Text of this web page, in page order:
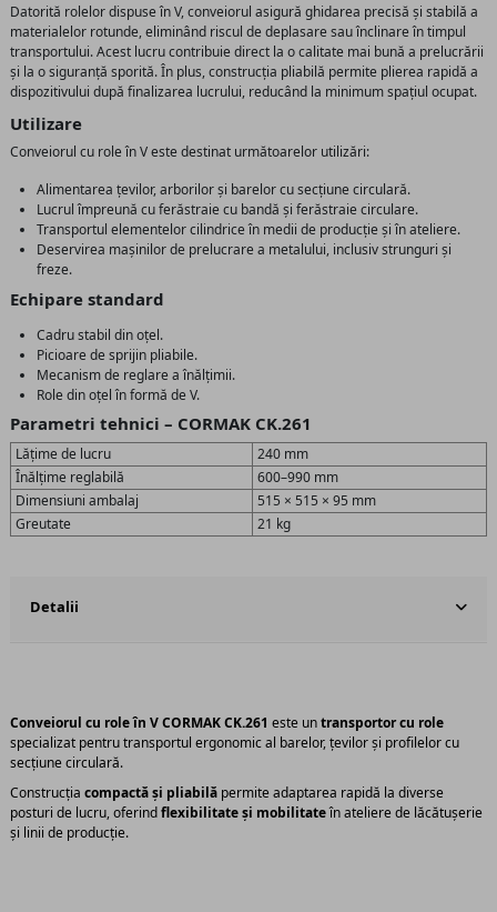
Datorită rolelor dispuse în V, conveiorul asigură ghidarea precisă și stabilă a
materialelor rotunde, eliminând riscul de deplasare sau înclinare în timpul
transportului. Acest lucru contribuie direct la o calitate mai bună a prelucrării
și la o siguranță sporită. În plus, construcția pliabilă permite plierea rapidă a
dispozitivului după finalizarea lucrului, reducând la minimum spațiul ocupat.
Utilizare
Conveiorul cu role în V este destinat următoarelor utilizări:
Alimentarea țevilor, arborilor și barelor cu secțiune circulară.
Lucrul împreună cu ferăstraie cu bandă și ferăstraie circulare.
Transportul elementelor cilindrice în medii de producție și în ateliere.
Deservirea mașinilor de prelucrare a metalului, inclusiv strunguri și
freze.
Echipare standard
Cadru stabil din oțel.
Picioare de sprijin pliabile.
Mecanism de reglare a înălțimii.
Role din oțel în formă de V.
Parametri tehnici – CORMAK CK.261
Lățime de lucru
240 mm
Înălțime reglabilă
600–990 mm
Dimensiuni ambalaj
515 × 515 × 95 mm
Greutate
21 kg
Detalii
Conveiorul cu role în V CORMAK CK.261 este untransportor cu role
specializat pentru transportul ergonomic al barelor, țevilor și profilelor cu
secțiune circulară.
Construcția compactă și pliabilă permite adaptarea rapidă la diverse
posturi de lucru, oferindflexibilitate și mobilitateîn ateliere de lăcătușerie
și linii de producție.